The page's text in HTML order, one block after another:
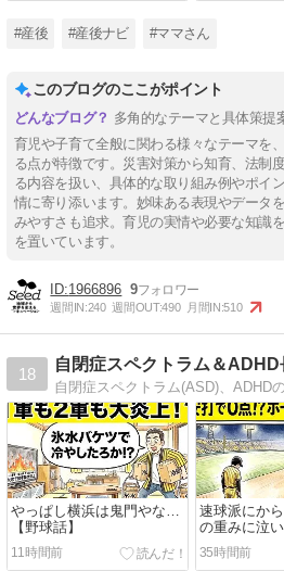
#産後 #産後ナビ #ママさん
このブログのここがポイント
多角的なテーマと具体策提
育児や子育て全般に関わる様々なテーマを
る点が特徴です。災害対策から知育、法制
る内容を扱い、具体的な取り組み例やポイ
情に寄り添います。妙味ある表現やデータ
みやすさも追求。育児の実情や必要な知識
を置いています。
1966896 9
週間IN:240 週間OUT:490 月間IN:510
18
自閉症スペクトラム＆
やっぱし横浜は鬼門やな…
【野球話】
11時間前
速球派にか
の重みに泣
35時間前